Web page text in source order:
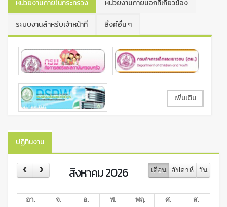
หน่วยงานภายในกระทรวง หน่วยงานภายนอกที่เกี่ยวข้อง
ระบบงานสำหรับเจ้าหน้าที่ ลิ้งค์อื่น ๆ
เพิ่มเติม
ปฏิทินงาน
เดือน สัปดาห์ วัน
สิงหาคม 2026
อา. จ. อ. พ. พฤ. ศ.
ส.